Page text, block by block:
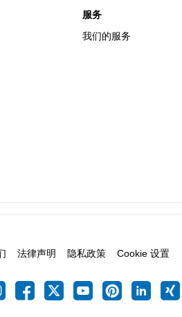
服务
我们的服务
法律声明 隐私政策 Cookie 设置